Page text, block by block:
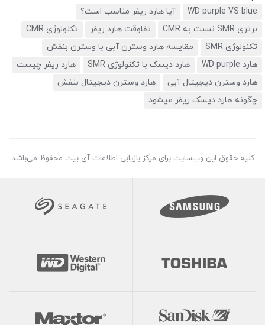
WD purple VS blue
آیا هارد ریفر مناسب است؟
برتری SMR نسبت به CMR
تفاوقت هارد ریفر
تکنولوژی CMR
تکنولوژی SMR
مقایسه هارد وسترن آبی با وسترن بنفش
هارد WD purple
هارد دیسک با تکنولوژی SMR
هارد ریفر چیست
هارد وسترن دیجیتال آبی
هارد وسترن دیجیتال بنفش
چگونه هارد دیسک ریفر میشود
کلیه حقوق این وب‌سایت برای مرکز بازیابی اطلاعات آی بیت محفوظ می‌باشد.